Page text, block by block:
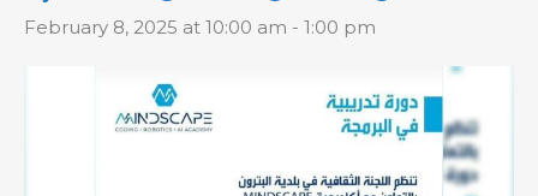
February 8, 2025 at 10:00 am - 1:00 pm